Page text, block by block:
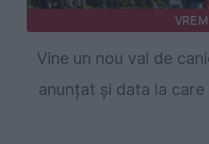
Vine un nou val de
anunțat și data la